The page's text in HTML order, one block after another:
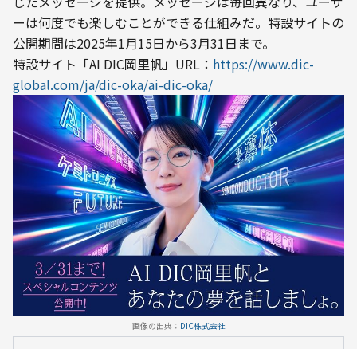
ーは何度でも楽しむことができる仕組みだ。特設サイトの
公開期間は2025年1月15日から3月31日まで。
特設サイト「AI DIC岡里帆」URL： https://www.dic-
global.com/ja/dic-oka/ai-dic-oka/
画像の出典： DIC株式会社